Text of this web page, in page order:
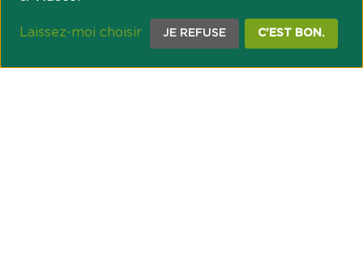
Laissez-moi choisir JE REFUSE C'EST BON.